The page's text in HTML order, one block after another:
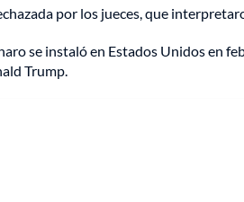
por los jueces, que
se instaló en Estados Unidos en
Trump.